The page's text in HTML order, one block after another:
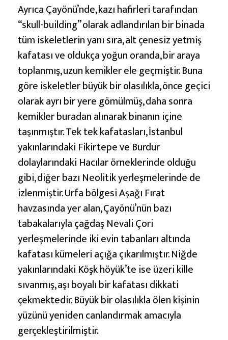
Ayrıca Çayönü’nde, kazı hafirleri tarafından
“skull-building” olarak adlandırılan bir binada
tüm iskeletlerin yanı sıra, alt çenesiz yetmiş
kafatası ve oldukça yoğun oranda, bir araya
toplanmış, uzun kemikler ele geçmiştir. Buna
göre iskeletler büyük bir olasılıkla, önce geçici
olarak ayrı bir yere gömülmüş, daha sonra
kemikler buradan alınarak binanın içine
taşınmıştır. Tek tek kafatasları, İstanbul
yakınlarındaki Fikirtepe ve Burdur
dolaylarındaki Hacılar örneklerinde olduğu
gibi, diğer bazı Neolitik yerleşmelerinde de
izlenmiştir. Urfa bölgesi Aşağı Fırat
havzasında yer alan, Çayönü’nün bazı
tabakalarıyla çağdaş Nevali Çori
yerleşmelerinde iki evin tabanları altında
kafatası kümeleri açığa çıkarılmıştır. Niğde
yakınlarındaki Köşk höyük’te ise üzeri kille
sıvanmış, aşı boyalı bir kafatası dikkati
çekmektedir. Büyük bir olasılıkla ölen kişinin
yüzünü yeniden canlandırmak amacıyla
gerçekleştirilmiştir.